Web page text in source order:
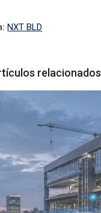
NXT BLD
relacionados